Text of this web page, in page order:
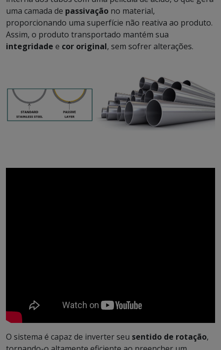
uma camada de passivação no material,
proporcionando uma superfície não reativa ao produto.
Assim, o produto transportado mantém sua
integridade e cor original, sem sofrer alterações.
O sistema é capaz de inverter seu sentido de rotação,